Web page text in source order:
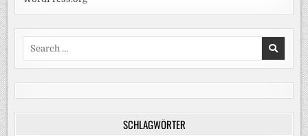
Search
SCHLAGWÖRTER